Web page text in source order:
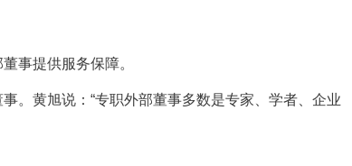
事提供服务保障。
。黄旭说：“专职外部董事多数是专家、学者、企业